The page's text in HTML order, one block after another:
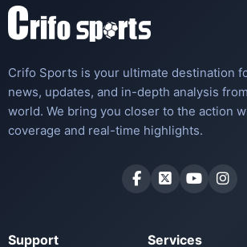
Crifo Sports is your ultimate destination
news, updates, and in-depth analysis
world. We bring you closer to the action
coverage and real-time highlights.
Support Services